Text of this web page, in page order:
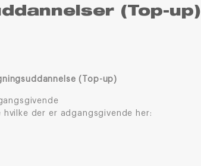
(Top-up)
(Top-up)
hvilke der er adgangsgivende her: